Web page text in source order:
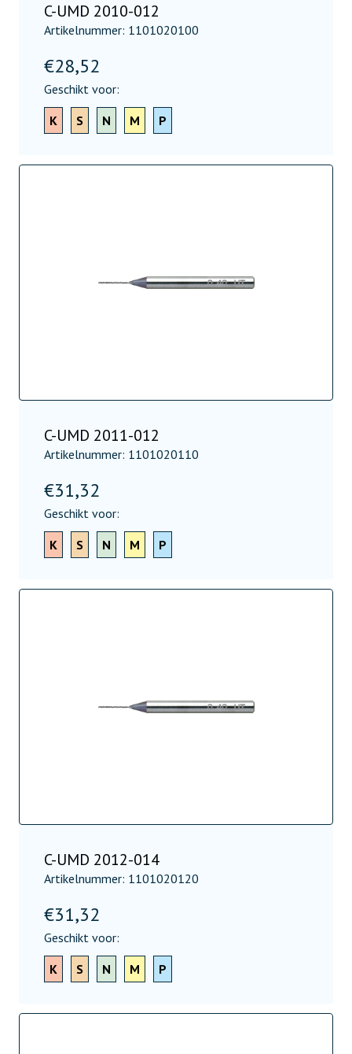
C-UMD 2010-012
Artikelnummer: 1101020100
€28,52
Geschikt voor:
K
S N M P
C-UMD 2011-012
Artikelnummer: 1101020110
€31,32
Geschikt voor:
K
S N M P
C-UMD 2012-014
Artikelnummer: 1101020120
€31,32
Geschikt voor:
K
S N M P